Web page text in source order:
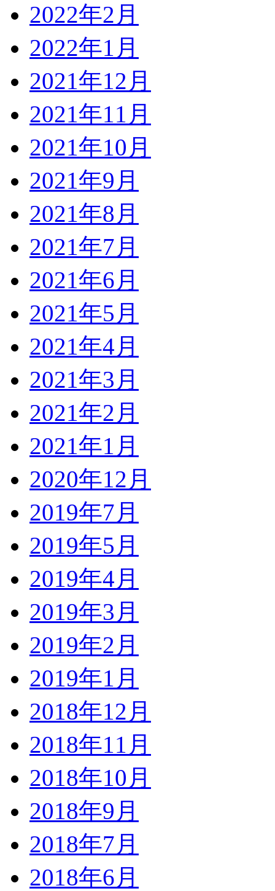
2022年2月
2022年1月
2021年12月
2021年11月
2021年10月
2021年9月
2021年8月
2021年7月
2021年6月
2021年5月
2021年4月
2021年3月
2021年2月
2021年1月
2020年12月
2019年7月
2019年5月
2019年4月
2019年3月
2019年2月
2019年1月
2018年12月
2018年11月
2018年10月
2018年9月
2018年7月
2018年6月